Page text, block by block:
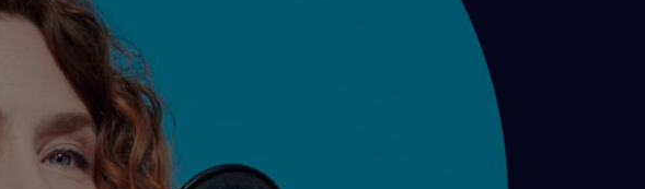
S'identifier
Inscription gratuite
Voix off et recherche
Cliquez ici